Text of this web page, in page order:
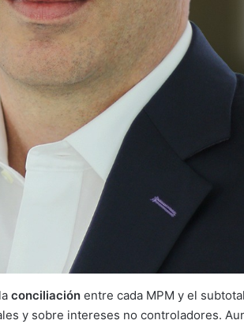
conciliación entre cada MPM y el
y sobre intereses no controladores.